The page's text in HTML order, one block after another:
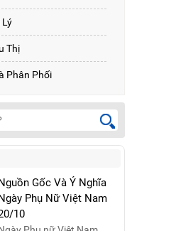
Lý
Thị
Phân Phối
Gốc Và Ý Nghĩa
Phụ Nữ Việt Nam
10